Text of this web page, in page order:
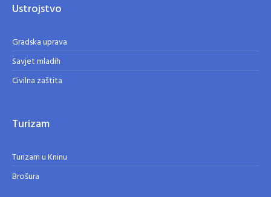
Ustrojstvo
Gradska uprava
Savjet mladih
Civilna zaštita
Turizam
Turizam u Kninu
Brošura